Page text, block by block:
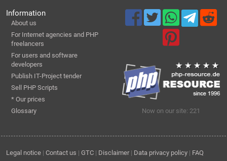
Information
About us
For Internet agencies and PHP
freelancers
For users and software
developers
Publish IT-Project tender
Sell PHP Scripts
* Our prices
Glossary
Now on our site: 221
Legal notice | Contact us | GTC | Disclaimer| Data privacy policy | FAQ